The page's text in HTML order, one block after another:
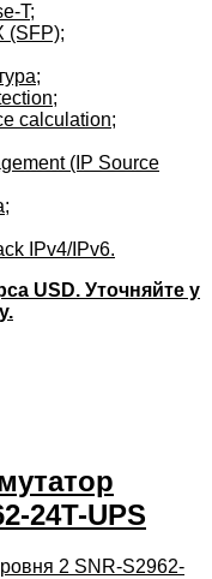
T;
(SFP);
calculation;
(IP Source
IPv4/IPv6.
USD. Уточняйте у
24T-UPS